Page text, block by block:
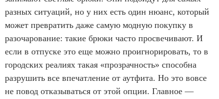
разных ситуаций, но у них есть один нюанс, который
может превратить даже самую модную покупку в
разочарование: такие брюки часто просвечивают. И
если в отпуске это еще можно проигнорировать, то в
городских реалиях такая «прозрачность» способна
разрушить все впечатление от аутфита. Но это вовсе
не повод отказываться от этой опции. Главное —